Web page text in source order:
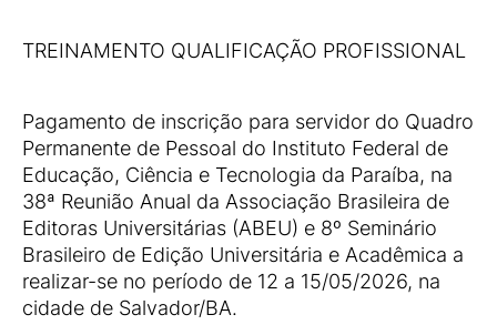
TREINAMENTO QUALIFICAÇÃO PROFISSIONAL
Pagamento de inscrição para servidor do Quadro
Permanente de Pessoal do Instituto Federal de
Educação, Ciência e Tecnologia da Paraíba, na
38ª Reunião Anual da Associação Brasileira de
Editoras Universitárias (ABEU) e 8º Seminário
Brasileiro de Edição Universitária e Acadêmica a
realizar-se no período de 12 a 15/05/2026, na
cidade de Salvador/BA.